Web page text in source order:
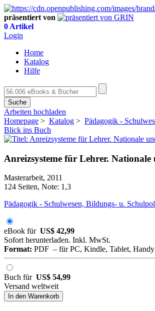
präsentiert von
0 Artikel
Login
Home
Katalog
Hilfe
Suche
Arbeiten hochladen
Homepage > Katalog > Pädagogik -
Blick ins Buch
Anreizsysteme für Lehrer.
Masterarbeit, 2011
124 Seiten, Note: 1,3
Pädagogik - Schulwesen, Bildungs- u.
eBook für US$ 42,99
Sofort herunterladen. Inkl. MwSt.
Format: PDF – für PC, Kindle, Tablet,
Buch für US$ 54,99
Versand weltweit
In den Warenkorb